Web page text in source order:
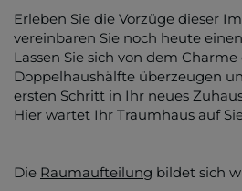
Erleben Sie die Vorzüge dieser
vereinbaren Sie noch heute
Lassen Sie sich von dem Charme
Doppelhaushälfte überzeugen
ersten Schritt in Ihr neues
Hier wartet Ihr Traumhaus auf
Die Raumaufteilung bildet sich